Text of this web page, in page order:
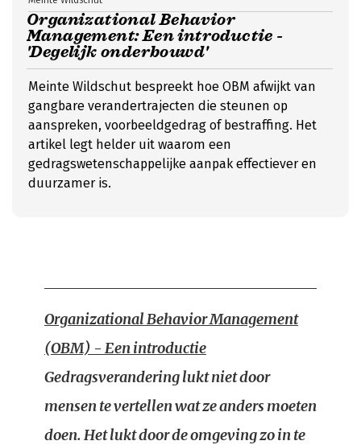
Organizational Behavior
Management: Een introductie -
'Degelijk onderbouwd'
Meinte Wildschut bespreekt hoe OBM afwijkt van
gangbare verandertrajecten die steunen op
aanspreken, voorbeeldgedrag of bestraffing. Het
artikel legt helder uit waarom een
gedragswetenschappelijke aanpak effectiever en
duurzamer is.
Organizational Behavior Management
(OBM) - Een introductie
Gedragsverandering lukt niet door
mensen te vertellen wat ze anders moeten
doen. Het lukt door de omgeving zo in te